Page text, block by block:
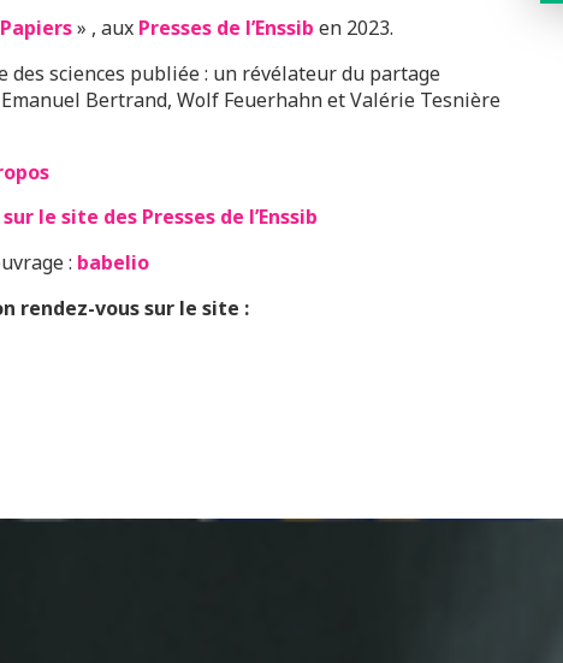
» , aux Presses de l’Enssib en 2023.
des sciences publiée : un révélateur du partage
Bertrand, Wolf Feuerhahn et Valérie Tesnière
le site des Presses de l’Enssib
: babelio
rendez-vous sur le site :